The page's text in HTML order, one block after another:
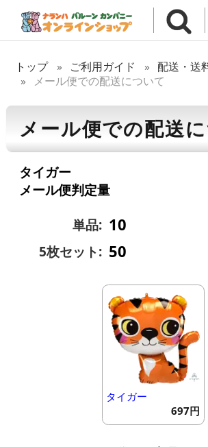
トップ ご利用ガイド
配送・送
メール便での配送について
メール便での配送
タイガー
メール便判定量
単品: 10
5枚セット: 50
タイガー
697円